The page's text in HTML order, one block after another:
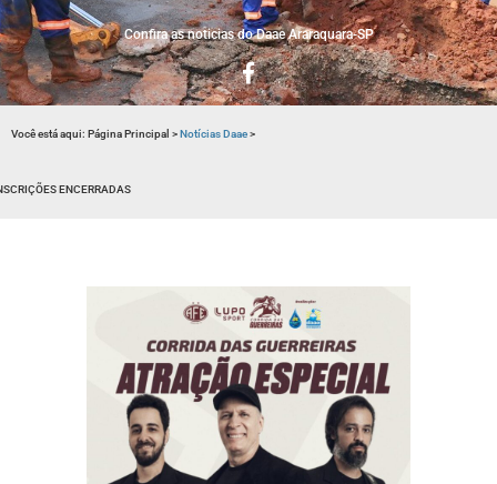
Confira as noticias do Daae Araraquara-SP
Você está aqui: Página Principal >Notícias Daae>
ENCERRADAS